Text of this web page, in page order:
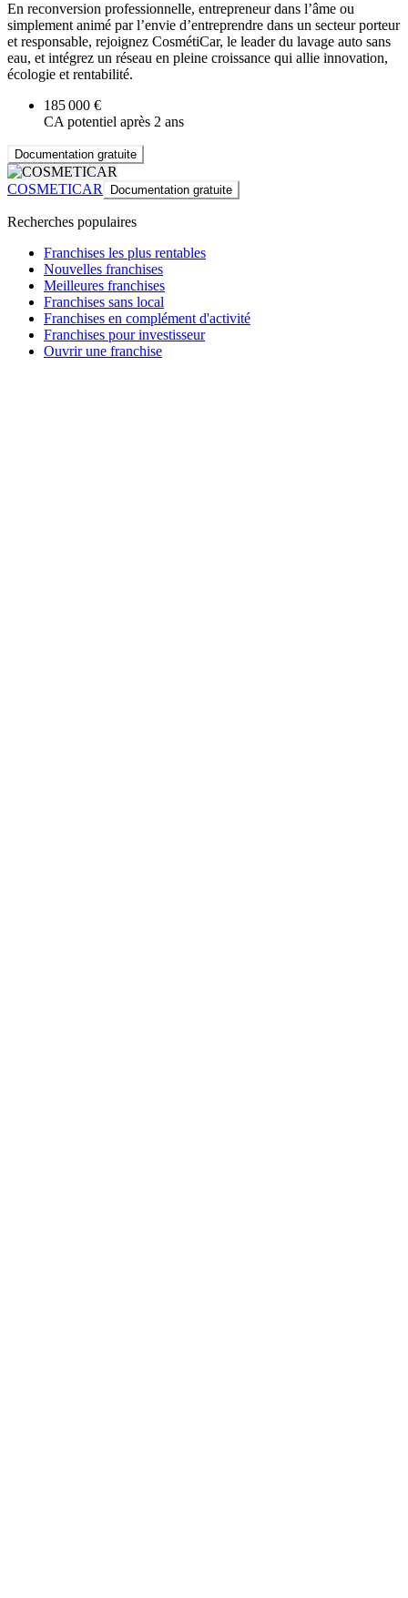
En reconversion professionnelle, entrepreneur dans l’âme ou
simplement animé par l’envie d’entreprendre dans un secteur porteur
et responsable, rejoignez CosmétiCar, le leader du lavage auto sans
eau, et intégrez un réseau en pleine croissance qui allie innovation,
écologie et rentabilité.
185 000 €
CA potentiel après 2 ans
Documentation gratuite
COSMETICAR Documentation gratuite
Recherches populaires
Franchises les plus rentables
Nouvelles franchises
Meilleures franchises
Franchises sans local
Franchises en complément d'activité
Franchises pour investisseur
Ouvrir une franchise